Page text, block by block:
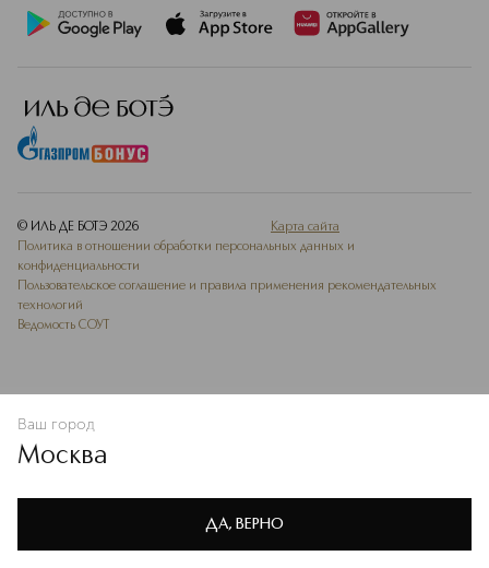
Политике конфиденциальности
© ИЛЬ ДЕ БОТЭ 2026
Карта сайта
Политика в отношении обработки персональных данных и
конфиденциальности
Пользовательское соглашение и правила применения рекомендательных
технологий
Ведомость СОУТ
Ваш город
Москва
ДА, ВЕРНО